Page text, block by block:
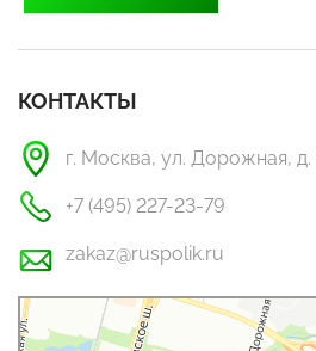
КОНТАКТЫ
г. Москва, ул. Дорожная,
+7 (495) 227-23-79
zakaz@ruspolik.ru
РусПолик
Оргстекло, поликарбонат в Москве
Строительные и отделочные работы в